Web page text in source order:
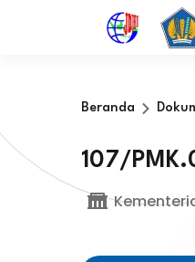
Beranda
107/